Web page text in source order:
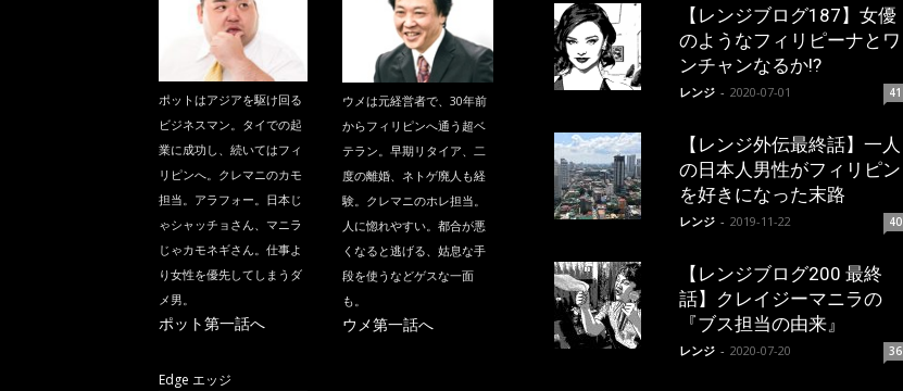
ポットはアジアを駆け回る
ビジネスマン。タイでの起
業に成功し、続いてはフィ
リピンへ。クレマニのカモ
担当。アラフォー。日本じ
ゃシャッチョさん、マニラ
じゃカモネギさん。仕事よ
り女性を優先してしまうダ
メ男。
ポット第一話へ
ウメは元経営者で、30年前
からフィリピンへ通う超ベ
テラン。早期リタイア、二
度の離婚、ネトゲ廃人も経
験。クレマニのホレ担当。
人に惚れやすい。都合が悪
くなると逃げる、姑息な手
段を使うなどゲスな一面
も。
ウメ第一話へ
Edge エッジ
【レンジブログ187】女優
のようなフィリピーナとワ
ンチャンなるか!?
レンジ - 2020-07-01 41
【レンジ外伝最終話】一人
の日本人男性がフィリピン
を好きになった末路
レンジ - 2019-11-22 40
【レンジブログ200 最終
話】クレイジーマニラの
『ブス担当の由来』
レンジ - 2020-07-20 36